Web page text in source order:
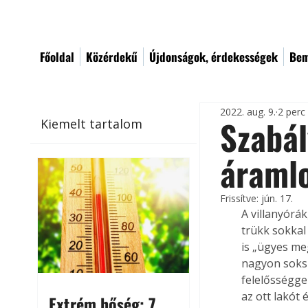
Főoldal Közérdekű Újdonságok, érdekességek
Kiemelt tartalom
2022. aug. 9. 2
Frissítve: jún. 17.
A
trükk sokkal
is „ügyes
nagyon
az ott lakót